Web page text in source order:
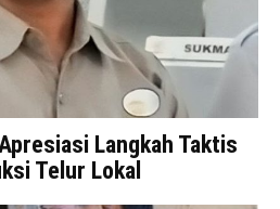
Langkah Taktis
Telur Lokal